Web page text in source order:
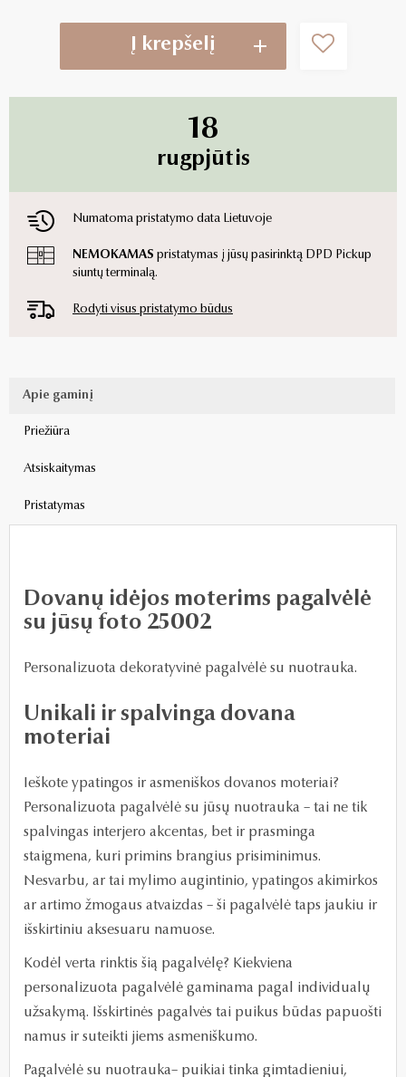
Į krepšelį
18
rugpjūtis
Numatoma pristatymo data Lietuvoje
NEMOKAMAS pristatymas į jūsų pasirinktą DPD Pickup
siuntų terminalą.
Rodyti visus pristatymo būdus
Apie gaminį
Priežiūra
Atsiskaitymas
Pristatymas
Dovanų idėjos moterims pagalvėlė
su jūsų foto 25002
Personalizuota dekoratyvinė pagalvėlė su nuotrauka.
Unikali ir spalvinga dovana
moteriai
Ieškote ypatingos ir asmeniškos dovanos moteriai?
Personalizuota pagalvėlė su jūsų nuotrauka – tai ne tik
spalvingas interjero akcentas, bet ir prasminga
staigmena, kuri primins brangius prisiminimus.
Nesvarbu, ar tai mylimo augintinio, ypatingos akimirkos
ar artimo žmogaus atvaizdas – ši pagalvėlė taps jaukiu ir
išskirtiniu aksesuaru namuose.
Kodėl verta rinktis šią pagalvėlę? Kiekviena
personalizuota pagalvėlė gaminama pagal individualų
užsakymą. Išskirtinės pagalvės tai puikus būdas papuošti
namus ir suteikti jiems asmeniškumo.
Pagalvėlė su nuotrauka– puikiai tinka gimtadieniui,